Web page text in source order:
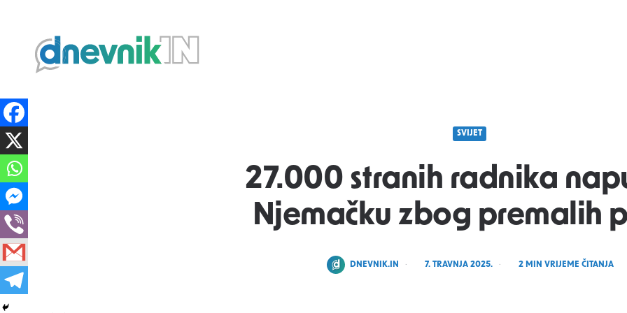
Dnevnik.in
SVIJET
27.000 stranih radnika
Njemačku zbog premalih
POSTED
DNEVNIK.IN 7. TRAVNJA 2025. 2MIN VRIJEME ČITANJA